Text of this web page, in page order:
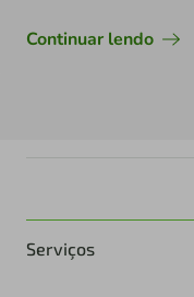
Continuar lendo
Serviços